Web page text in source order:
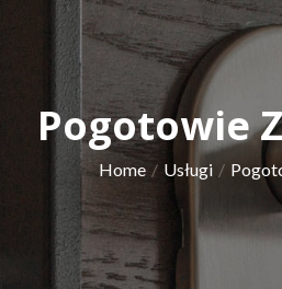
Pogotowie
Home Usługi